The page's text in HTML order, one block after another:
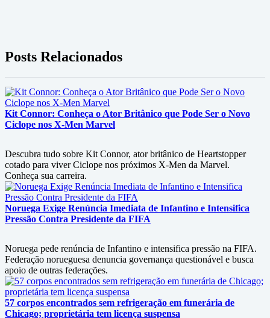
Posts Relacionados
Kit Connor: Conheça o Ator Britânico que Pode Ser o Novo
Ciclope nos X-Men Marvel
Descubra tudo sobre Kit Connor, ator britânico de Heartstopper
cotado para viver Ciclope nos próximos X-Men da Marvel.
Conheça sua carreira.
Noruega Exige Renúncia Imediata de Infantino e Intensifica
Pressão Contra Presidente da FIFA
Noruega pede renúncia de Infantino e intensifica pressão na FIFA.
Federação norueguesa denuncia governança questionável e busca
apoio de outras federações.
57 corpos encontrados sem refrigeração em funerária de
Chicago; proprietária tem licença suspensa